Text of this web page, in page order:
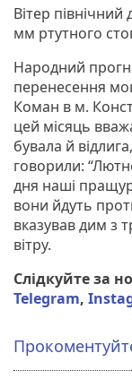
Вітер
мм ртутного
Народний
перенесення
Коман в м.
цей місяць
бувала й
говорили:
дня наші
вони йдуть
вказував дим з
вітру.
Слідкуйте за
Telegram,